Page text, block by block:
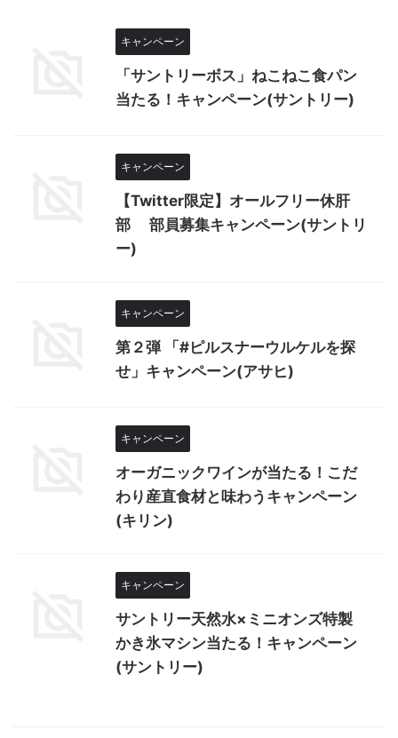
キャンペーン
「サントリーボス」ねこねこ食パン
当たる！キャンペーン(サントリー)
キャンペーン
【Twitter限定】オールフリー休肝
部 部員募集キャンペーン(サントリ
ー)
キャンペーン
第２弾 「#ピルスナーウルケルを探
せ」キャンペーン(アサヒ)
キャンペーン
オーガニックワインが当たる！こだ
わり産直食材と味わうキャンペーン
(キリン)
キャンペーン
サントリー天然水×ミニオンズ特製
かき氷マシン当たる！キャンペーン
(サントリー)